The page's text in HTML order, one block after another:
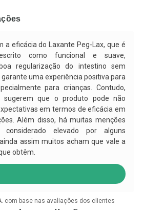
Por R$ 34,64/cada
a eficácia do Laxante Peg-Lax, que é
como funcional e suave,
regularização do intestino sem
uma experiência positiva para
para crianças. Contudo,
sugerem que o produto pode não
em termos de eficácia em
Além disso, há muitas menções
elevado por alguns
assim muitos acham que vale a
obtêm.
com base nas avaliações dos clientes